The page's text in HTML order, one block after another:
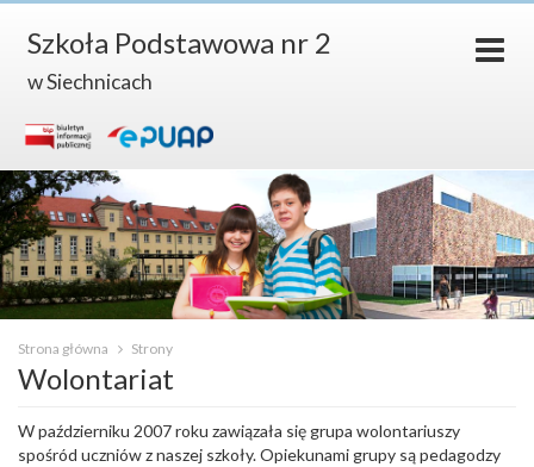
Szkoła Podstawowa nr 2
w Siechnicach
Strona główna Strony
Wolontariat
W październiku 2007 roku zawiązała się grupa wolontariuszy
spośród uczniów z naszej szkoły. Opiekunami grupy są pedagodzy